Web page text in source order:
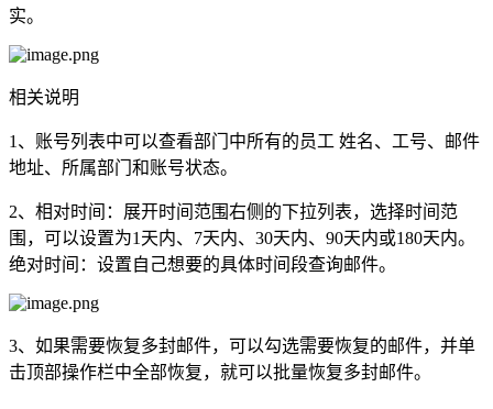
实。
相关说明
1、账号列表中可以查看部门中所有的员工 姓名、工号、邮件
地址、所属部门和账号状态。
2、相对时间：展开时间范围右侧的下拉列表，选择时间范
围，可以设置为1天内、7天内、30天内、90天内或180天内。
绝对时间：设置自己想要的具体时间段查询邮件。
3、如果需要恢复多封邮件，可以勾选需要恢复的邮件，并单
击顶部操作栏中全部恢复，就可以批量恢复多封邮件。